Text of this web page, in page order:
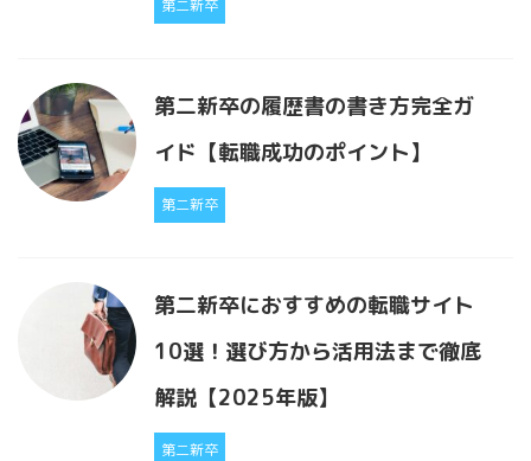
第二新卒
第二新卒の履歴書の書き方完全ガ
イド【転職成功のポイント】
第二新卒
第二新卒におすすめの転職サイト
10選！選び方から活用法まで徹底
解説【2025年版】
第二新卒